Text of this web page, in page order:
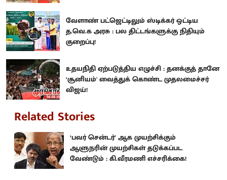
வேளாண் பட்ஜெட்டிலும் ஸ்டிக்கர் ஒட்டிய
த.வெ.க அரசு : பல திட்டங்களுக்கு நிதியும்
குறைப்பு!
உதயநிதி ஏற்படுத்திய எழுச்சி : தனக்குத் தானே
‘சூனியம்' வைத்துக் கொண்ட முதலமைச்சர்
விஜய்!
Related Stories
‘பவர் சென்டர்’ ஆக முயற்சிக்கும்
ஆளுநரின் முயற்சிகள் தடுக்கப்பட
வேண்டும் : கி.வீரமணி எச்சரிக்கை!